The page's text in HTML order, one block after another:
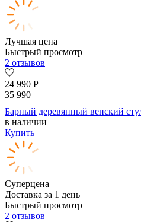
Лучшая цена
Быстрый просмотр
2 отзывов
24 990 Р
35 990
Барный деревянный венский
в наличии
Купить
Суперцена
Доставка за 1 день
Быстрый просмотр
2 отзывов